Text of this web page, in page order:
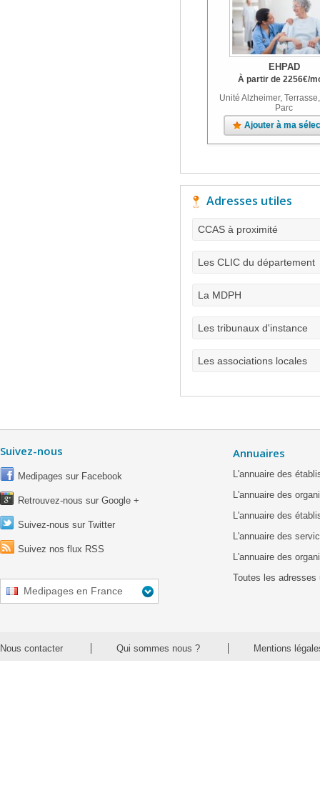
EHPAD
À partir de 2256€/
Unité Alzheimer,
Parc
Ajouter à ma
Adresses utiles
CCAS à proximité
Les CLIC du département
La MDPH
Les tribunaux d'instance
Les associations locales
Suivez-nous
Medipages sur Facebook
Retrouvez-nous sur Google +
Suivez-nous sur Twitter
Suivez nos flux RSS
Medipages en France
Annuaires
L'annuaire des
L'annuaire des
L'annuaire des
L'annuaire des
L'annuaire des
Toutes les adresses
Nous contacter Qui sommes nous ? Mentions